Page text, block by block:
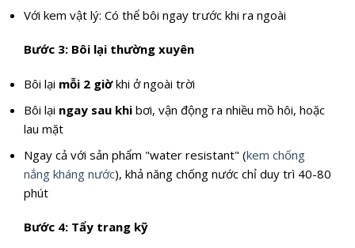
Với kem vật lý: Có thể bôi ngay trước khi ra ngoài
Bước 3: Bôi lại thường xuyên
Bôi lại mỗi 2 giờkhi ở ngoài trời
Bôi lại ngay sau khi bơi, vận động ra nhiều mồ hôi, hoặc
lau mặt
Ngay cả với sản phẩm "water resistant" (kem chống
nắng kháng nước), khả năng chống nước chỉ duy trì 40-80
phút
Bước 4: Tẩy trang kỹ